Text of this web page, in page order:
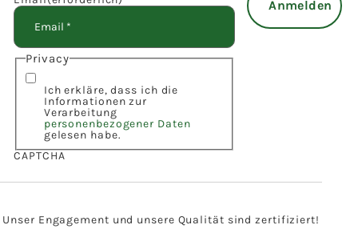
Privacy
Ich erkläre, dass ich die
Informationen zur
Verarbeitung
personenbezogener Daten
gelesen habe.
CAPTCHA
Unser Engagement und unsere Qualität sind zertifiziert!